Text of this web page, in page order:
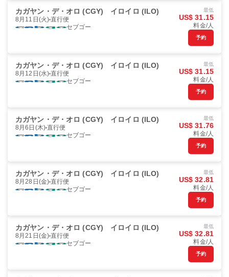
カガヤン・デ・オロ (CGY) イロイロ (ILO)
8月11日(火) 直行便
セブゴー
最低
US$ 31.15
料金/人
予約
カガヤン・デ・オロ (CGY) イロイロ (ILO)
8月12日(水) 直行便
セブゴー
最低
US$ 31.15
料金/人
予約
カガヤン・デ・オロ (CGY) イロイロ (ILO)
8月6日(木) 直行便
セブゴー
最低
US$ 31.76
料金/人
予約
カガヤン・デ・オロ (CGY) イロイロ (ILO)
8月28日(金) 直行便
セブゴー
最低
US$ 32.81
料金/人
予約
カガヤン・デ・オロ (CGY) イロイロ (ILO)
8月21日(金) 直行便
セブゴー
最低
US$ 32.81
料金/人
予約